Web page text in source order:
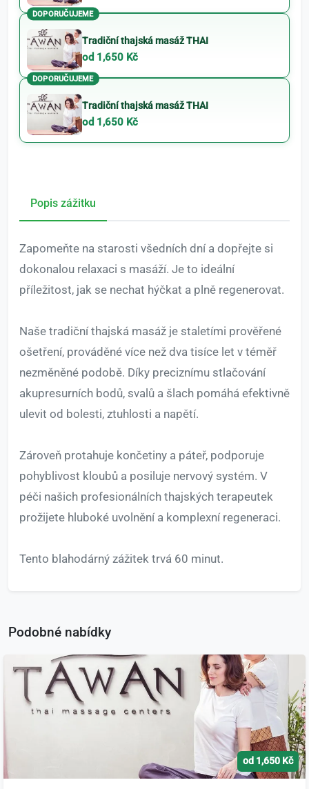
DOPORUČUJEME
Tradiční thajská masáž THAI
od 1,650 Kč
DOPORUČUJEME
Tradiční thajská masáž THAI
od 1,650 Kč
Popis zážitku
Zapomeňte na starosti všedních dní a dopřejte si
dokonalou relaxaci s masáží. Je to ideální
příležitost, jak se nechat hýčkat a plně regenerovat.
Naše tradiční thajská masáž je staletími prověřené
ošetření, prováděné více než dva tisíce let v téměř
nezměněné podobě. Díky preciznímu stlačování
akupresurních bodů, svalů a šlach pomáhá efektivně
ulevit od bolesti, ztuhlosti a napětí.
Zároveň protahuje končetiny a páteř, podporuje
pohyblivost kloubů a posiluje nervový systém. V
péči našich profesionálních thajských terapeutek
prožijete hluboké uvolnění a komplexní regeneraci.
Tento blahodárný zážitek trvá 60 minut.
Podobné nabídky
od 1,650 Kč